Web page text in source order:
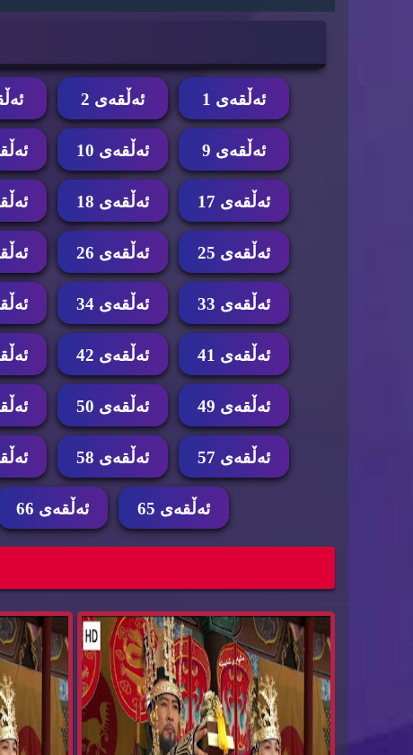
ئه‌ڵقه‌ی 1 ئه‌ڵقه‌ی 2
ئه‌ڵقه‌ی 9 ئه‌ڵقه‌ی 10
ئه‌ڵقه‌ی 17 ئه‌ڵقه‌ی 18
ئه‌ڵقه‌ی 25 ئه‌ڵقه‌ی 26
ئه‌ڵقه‌ی 33 ئه‌ڵقه‌ی 34
ئه‌ڵقه‌ی 41 ئه‌ڵقه‌ی 42
ئه‌ڵقه‌ی 49 ئه‌ڵقه‌ی 50
ئه‌ڵقه‌ی 57 ئه‌ڵقه‌ی 58
ئه‌ڵقه‌ی 65 ئه‌ڵقه‌ی 66
زنجیره‌ درامای خه‌ونی پاشا ئه‌ڵقه‌ی 67 dramay